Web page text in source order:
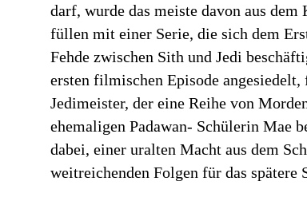
darf, wurde das meiste davon aus
füllen mit einer Serie, die sich dem
Fehde zwischen Sith und Jedi
ersten filmischen Episode
Jedimeister, der eine Reihe von
ehemaligen Padawan- Schülerin Mae
dabei, einer uralten Macht aus dem
weitreichenden Folgen für das